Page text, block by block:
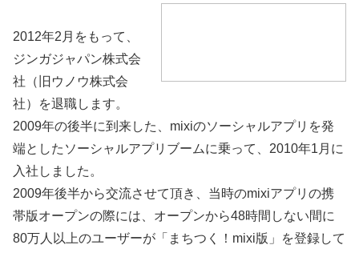
2012年2月をもって、
ジンガジャパン株式会
社（旧ウノウ株式会
社）を退職します。
2009年の後半に到来した、mixiのソーシャルアプリを発
端としたソーシャルアプリブームに乗って、2010年1月に
入社しました。
2009年後半から交流させて頂き、当時のmixiアプリの携
帯版オープンの際には、オープンから48時間しない間に
80万人以上のユーザーが「まちつく！mixi版」を登録して